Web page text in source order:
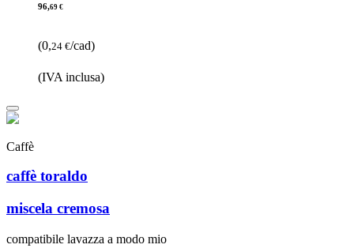
96,69 €
(0,24 €/cad)
(IVA inclusa)
Caffè
caffè toraldo
miscela cremosa
compatibile lavazza a modo mio